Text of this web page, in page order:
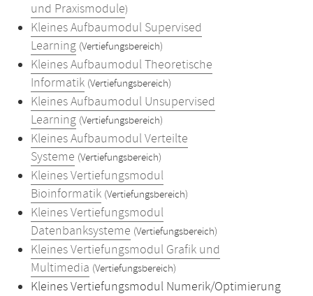
und Praxismodule)
Kleines Aufbaumodul Supervised
Learning (Vertiefungsbereich)
Kleines Aufbaumodul Theoretische
Informatik (Vertiefungsbereich)
Kleines Aufbaumodul Unsupervised
Learning (Vertiefungsbereich)
Kleines Aufbaumodul Verteilte
Systeme (Vertiefungsbereich)
Kleines Vertiefungsmodul
Bioinformatik (Vertiefungsbereich)
Kleines Vertiefungsmodul
Datenbanksysteme (Vertiefungsbereich)
Kleines Vertiefungsmodul Grafik und
Multimedia (Vertiefungsbereich)
Kleines Vertiefungsmodul Numerik/Optimierung